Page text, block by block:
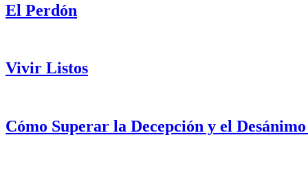
El Perdón
Vivir Listos
Cómo Superar la Decepción y el